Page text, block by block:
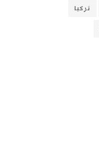
تركيا